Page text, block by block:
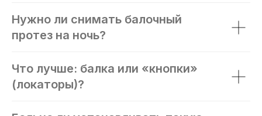
Нужно ли снимать балочный
протез на ночь?
Что лучше: балка или «кнопки»
(локаторы)?